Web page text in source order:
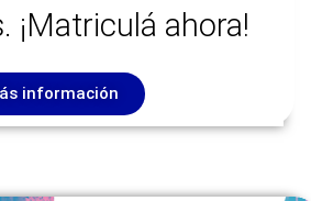
¡Matriculá ahora!
información